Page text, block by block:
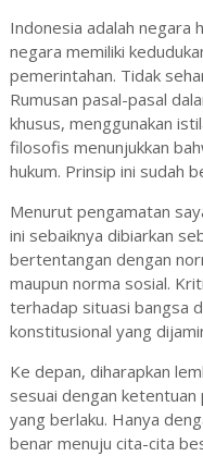
Indonesia adalah negara
negara memiliki
pemerintahan. Tidak
Rumusan pasal-pasal
khusus, menggunakan
filosofis menunjukkan
hukum. Prinsip ini sudah
Menurut pengamatan
ini sebaiknya dibiarkan
bertentangan dengan
maupun norma sosial.
terhadap situasi bangsa
konstitusional yang
Ke depan, diharapkan
sesuai dengan
yang berlaku. Hanya
benar menuju cita-cita